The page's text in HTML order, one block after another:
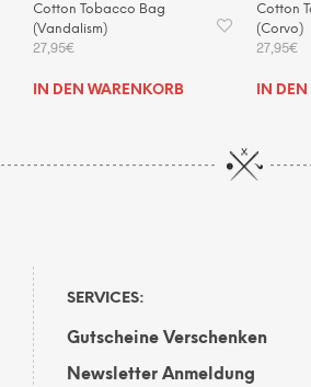
Cotton Tobacco Bag
(Vandalism)
27,95€
IN DEN WARENKORB
Cotton
(Corvo)
27,95€
IN
SERVICES:
Gutscheine Verschenken
Newsletter Anmeldung